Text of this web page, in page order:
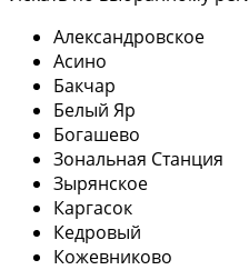
Александровское
Асино
Бакчар
Белый Яр
Богашево
Зональная Станция
Зырянское
Каргасок
Кедровый
Кожевниково